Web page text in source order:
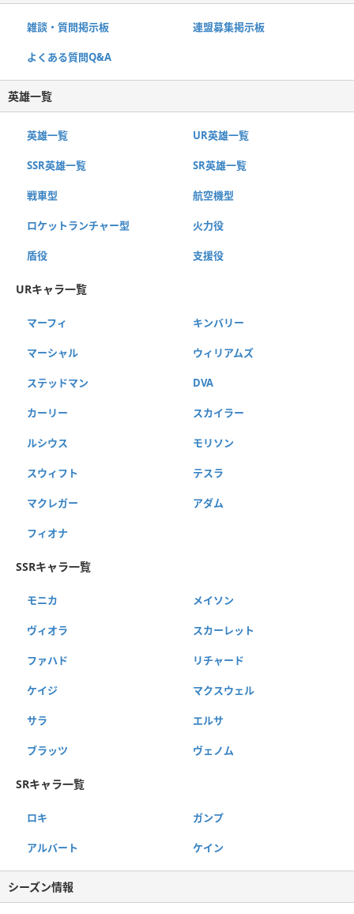
雑談・質問掲示板 連盟募集掲示板
よくある質問Q&A
英雄一覧
英雄一覧 UR英雄一覧
SSR英雄一覧 SR英雄一覧
戦車型 航空機型
ロケットランチャー型 火力役
盾役 支援役
URキャラ一覧
マーフィ キンバリー
マーシャル ウィリアムズ
ステッドマン DVA
カーリー スカイラー
ルシウス モリソン
スウィフト テスラ
マクレガー アダム
フィオナ
SSRキャラ一覧
モニカ メイソン
ヴィオラ スカーレット
ファハド リチャード
ケイジ マクスウェル
サラ エルサ
ブラッツ ヴェノム
SRキャラ一覧
ロキ ガンプ
アルバート ケイン
シーズン情報